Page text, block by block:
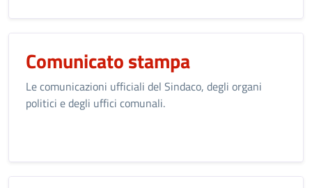
Comunicato stampa
Le comunicazioni ufficiali del Sindaco, degli organi
politici e degli uffici comunali.